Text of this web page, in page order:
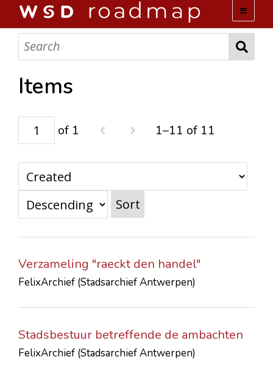
WSD ROADMAP
ABOUT US
ACTIVITIES
COLLECTIONS
CONTACTS
Items
of 1 1–11 of 11
Sort
Verzameling "raeckt den handel"
FelixArchief (Stadsarchief Antwerpen)
Stadsbestuur betreffende de ambachten
FelixArchief (Stadsarchief Antwerpen)